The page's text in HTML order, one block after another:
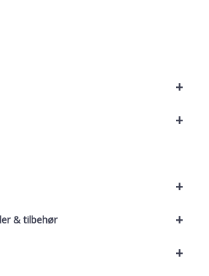
+
+
+
+
& tilbehør
+